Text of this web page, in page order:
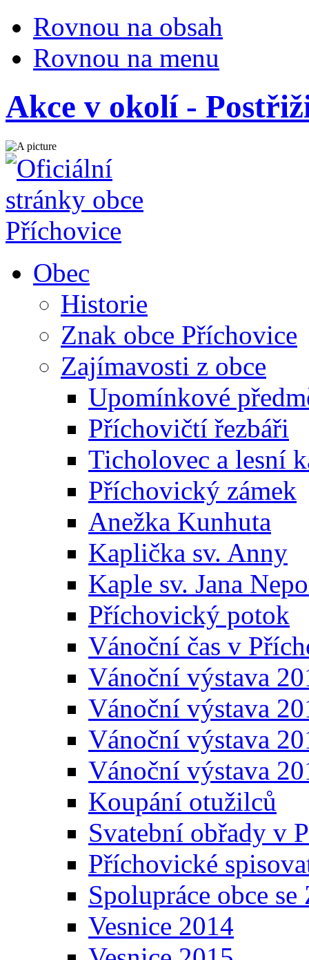
Rovnou na obsah
Rovnou na menu
Akce v okolí -
Obec
Historie
Znak obce Příchovice
Zajímavosti z obce
Upomínkové
Příchovičtí řezbáři
Ticholovec a lesní
Příchovický zámek
Anežka Kunhuta
Kaplička sv. Anny
Kaple sv. Jana
Příchovický potok
Vánoční čas v
Vánoční výstava
Vánoční výstava
Vánoční výstava
Vánoční výstava
Koupání otužilců
Svatební obřady v
Příchovické
Spolupráce obce
Vesnice 2014